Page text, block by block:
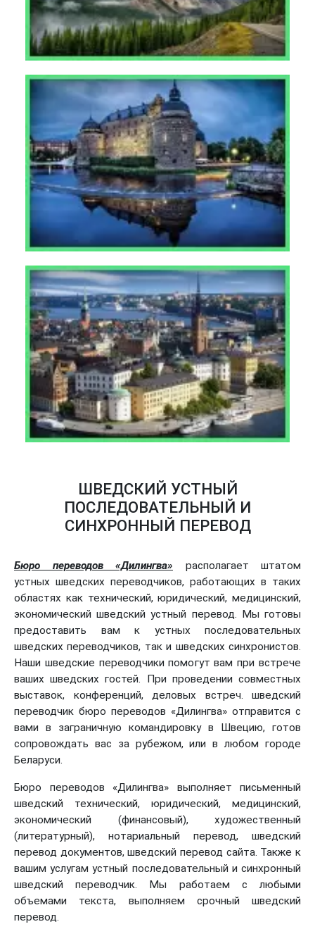
ШВЕДСКИЙ УСТНЫЙ
ПОСЛЕДОВАТЕЛЬНЫЙ И
СИНХРОННЫЙ ПЕРЕВОД
Бюро переводов «Дилингва» располагает штатом
устных шведских переводчиков, работающих в таких
областях как технический, юридический, медицинский,
экономический шведский устный перевод. Мы готовы
предоставить вам к устных последовательных
шведских переводчиков, так и шведских синхронистов.
Наши шведские переводчики помогут вам при встрече
ваших шведских гостей. При проведении совместных
выставок, конференций, деловых встреч. шведский
переводчик бюро переводов «Дилингва» отправится с
вами в заграничную командировку в Швецию, готов
сопровождать вас за рубежом, или в любом городе
Беларуси.
Бюро переводов «Дилингва» выполняет письменный
шведский технический, юридический, медицинский,
экономический (финансовый), художественный
(литературный), нотариальный перевод, шведский
перевод документов, шведский перевод сайта. Также к
вашим услугам устный последовательный и синхронный
шведский переводчик. Мы работаем с любыми
объемами текста, выполняем срочный шведский
перевод.